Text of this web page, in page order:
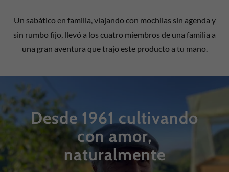
Un sabático en familia, viajando con mochilas sin agenda y
sin rumbo fijo, llevó a los cuatro miembros de una familia a
una gran aventura que trajo este producto a tu mano.
Desde 1961 cultivando
con amor,
naturalmente